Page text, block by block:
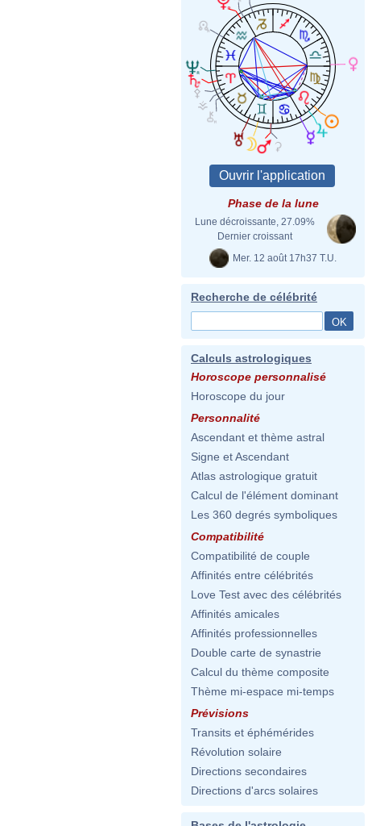
Phase de la lune
Lune décroissante, 27.09%
Dernier croissant
Mer. 12 août 17h37 T.U.
Recherche de célébrité
Calculs astrologiques
Horoscope personnalisé
Horoscope du jour
Personnalité
Ascendant et thème astral
Signe et Ascendant
Atlas astrologique gratuit
Calcul de l'élément dominant
Les 360 degrés symboliques
Compatibilité
Compatibilité de couple
Affinités entre célébrités
Love Test avec des célébrités
Affinités amicales
Affinités professionnelles
Double carte de synastrie
Calcul du thème composite
Thème mi-espace mi-temps
Prévisions
Transits et éphémérides
Révolution solaire
Directions secondaires
Directions d'arcs solaires